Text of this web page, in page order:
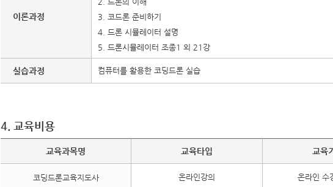
이론과정
3. 코드론 준비하기
4. 드론 시뮬레이터 설명
5. 드론시뮬레이터 조종1 외 21강
실습과정 컴퓨터를 활용한 코딩드론 실습
4. 교육비용
교육과목명 교육타입 교육
코딩드론교육지도사 온라인강의 온라인 수